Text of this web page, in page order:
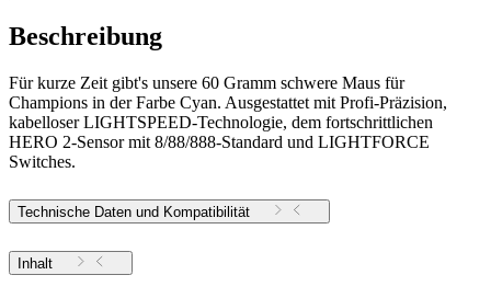
Beschreibung
Für kurze Zeit gibt's unsere 60 Gramm schwere Maus für
Champions in der Farbe Cyan. Ausgestattet mit Profi-Präzision,
kabelloser LIGHTSPEED-Technologie, dem fortschrittlichen
HERO 2-Sensor mit 8/88/888-Standard und LIGHTFORCE
Switches.
Technische Daten und Kompatibilität
Inhalt